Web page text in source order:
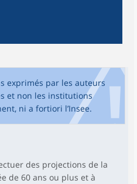
exprimés par les auteurs
et non les institutions
ni a fortiori l’Insee.
des projections de la
de 60 ans ou plus et à